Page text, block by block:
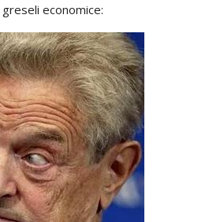
economice: